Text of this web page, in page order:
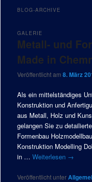
BLOG-ARCHIVE
Metall- und
Made in
GALERIE
Veröffentlicht am 8. März
Als ein mittelständiges
Konstruktion und
aus Metall, Holz und
gelangen Sie zu
Formenbau
Konstruktion Modelling
in … Weiterlesen →
Veröffentlicht unter